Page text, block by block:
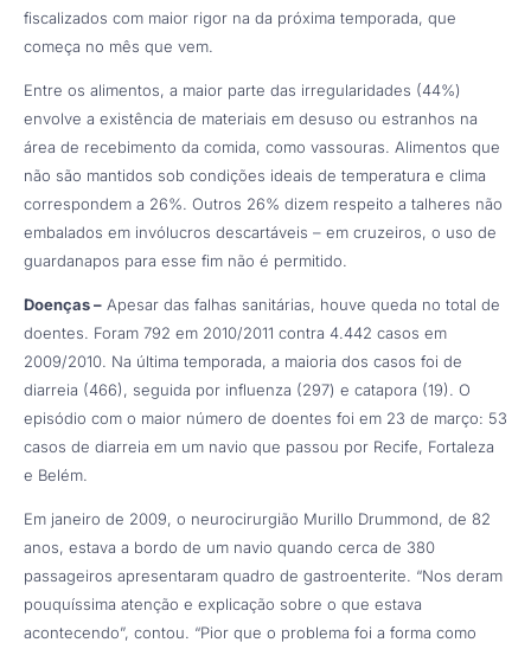
fiscalizados com maior rigor na da próxima temporada, que
começa no mês que vem.
Entre os alimentos, a maior parte das irregularidades (44%)
envolve a existência de materiais em desuso ou estranhos na
área de recebimento da comida, como vassouras. Alimentos que
não são mantidos sob condições ideais de temperatura e clima
correspondem a 26%. Outros 26% dizem respeito a talheres não
embalados em invólucros descartáveis – em cruzeiros, o uso de
guardanapos para esse fim não é permitido.
Doenças – Apesar das falhas sanitárias, houve queda no total de
doentes. Foram 792 em 2010/2011 contra 4.442 casos em
2009/2010. Na última temporada, a maioria dos casos foi de
diarreia (466), seguida por influenza (297) e catapora (19). O
episódio com o maior número de doentes foi em 23 de março: 53
casos de diarreia em um navio que passou por Recife, Fortaleza
e Belém.
Em janeiro de 2009, o neurocirurgião Murillo Drummond, de 82
anos, estava a bordo de um navio quando cerca de 380
passageiros apresentaram quadro de gastroenterite. “Nos deram
pouquíssima atenção e explicação sobre o que estava
acontecendo”, contou. “Pior que o problema foi a forma como